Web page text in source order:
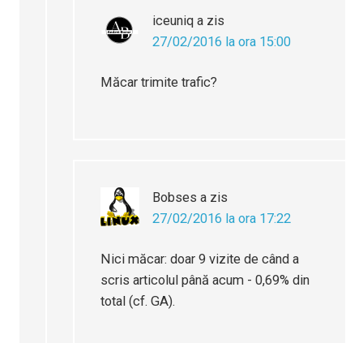
iceuniq a zis
27/02/2016 la ora 15:00
Măcar trimite trafic?
Bobses a zis
27/02/2016 la ora 17:22
Nici măcar: doar 9 vizite de când a
scris articolul până acum - 0,69% din
total (cf. GA).